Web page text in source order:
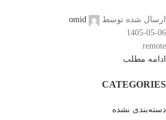
ارسال شده توسط
omid
1405-05-06
remote
ادامه مطلب
CATEGORIES
دسته‌بندی نشده